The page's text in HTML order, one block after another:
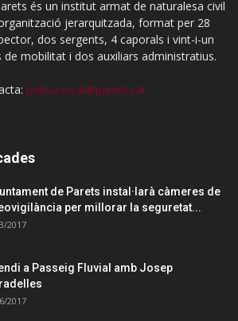
és un institut armat de naturalesa civil
jerarquitzada, format per 28
dos sergents, 4 caporals i vint-i-un
mobilitat i dos auxiliars administratius.
policia.local@parets.cat
de Parets instal·larà càmeres de
per millorar la seguretat...
2017
a Passeig Fluvial amb Josep
2017